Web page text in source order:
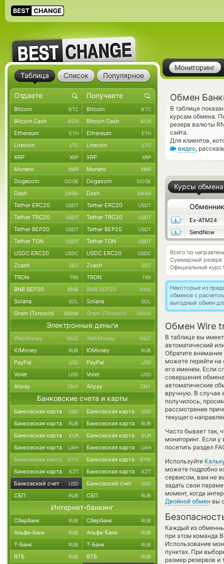
Мониторинг
Обмен
В таблице
курсам обмена.
резерв валюты
сайта.
Для клиентов,
видео,
Курсы обмена
Обменник
Ex-ATM24
SendNow
Всего по
Суммарный резерв
Официальный курс
Некоторые из
обменов с
выгодный обмен
Обмен Wire
В таблице вы
автоматический
Обратите
можете перейти на
его именем. Если
совершения
автоматические
вручную. В случае
получилось,
рассмотрение
текущего
Часто бывает так,
мониторинг. Если
посетить раздел
Используйте
можете подробно
сервисом, вам не
задать свои
момент, когда
Двойной обмен вы
Каждый из
при этом команда
Использование
пунктах. При
размер резервов и
Таблица Список Популярное
Bitcoin BTC Bitcoin BTC
Bitcoin Cash BCH Bitcoin Cash BCH
Ethereum ETH Ethereum ETH
Litecoin LTC Litecoin LTC
XRP XRP XRP XRP
Monero XMR Monero XMR
Dogecoin DOGE Dogecoin DOGE
Dash DASH Dash DASH
Tether ERC20 USDT Tether ERC20 USDT
Tether TRC20 USDT Tether TRC20 USDT
Tether BEP20 USDT Tether BEP20 USDT
Tether TON USDT Tether TON USDT
USDC ERC20 USDC USDC ERC20 USDC
Zcash ZEC Zcash ZEC
TRON TRX TRON TRX
BNB BEP20 BNB BNB BEP20 BNB
Solana SOL Solana SOL
Gram (Toncoin) GRAM Gram (Toncoin) GRAM
Электронные деньги
WebMoney WMZ WebMoney WMZ
ЮMoney RUB ЮMoney RUB
PayPal USD PayPal USD
Volet USD Volet USD
Alipay CNY Alipay CNY
Банковские счета и карты
Банковская карта USD Банковская карта USD
Банковская карта RUB Банковская карта RUB
Банковская карта EUR Банковская карта EUR
Банковская карта UAH Банковская карта UAH
Банковская карта BYN Банковская карта BYN
Банковская карта KZT Банковская карта KZT
Банковский счет USD Банковский счет USD
СБП RUB СБП RUB
Интернет-банкинг
Сбербанк RUB Сбербанк RUB
Альфа-Банк RUB Альфа-Банк RUB
Т-Банк RUB Т-Банк RUB
ВТБ RUB ВТБ RUB